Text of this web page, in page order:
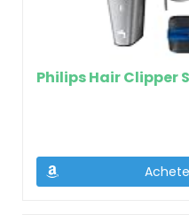
Philips Hair Clipper